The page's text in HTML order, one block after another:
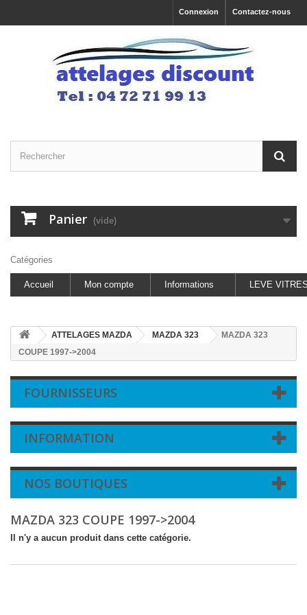
Contactez-nous
Connexion
Panier (vide)
Catégories
Accueil Mon compte Informations LEVE
ATTELAGES MAZDA MAZDA 323
MAZDA 323
COUPE 1997->2004
FOURNISSEURS
INFORMATION
NOS BOUTIQUES
MAZDA 323 COUPE 1997->2004
Il n'y a aucun produit dans cette catégorie.